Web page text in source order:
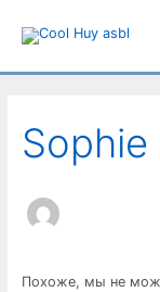
Sophie
Похоже, мы не